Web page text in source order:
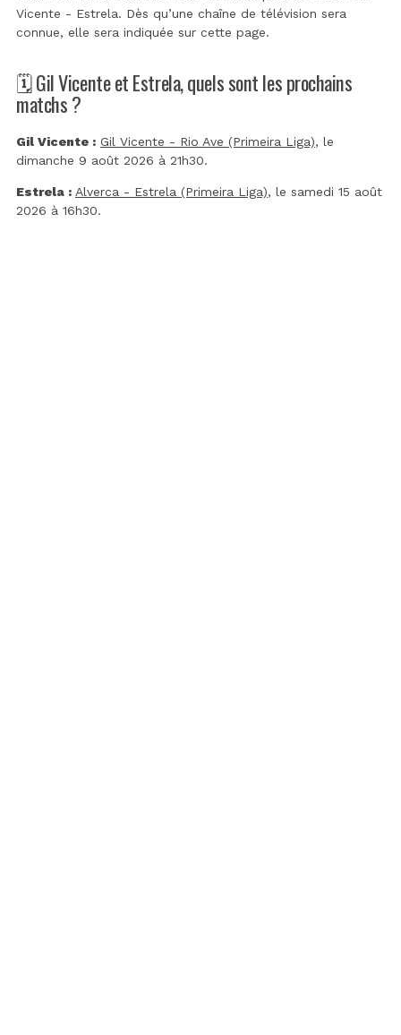
Vicente - Estrela. Dès qu’une chaîne de télévision sera
connue, elle sera indiquée sur cette page.
🗓️ Gil Vicente et Estrela, quels sont les prochains
matchs ?
Gil Vicente : Gil Vicente - Rio Ave (Primeira Liga), le
dimanche 9 août 2026 à 21h30.
Estrela : Alverca - Estrela (Primeira Liga), le samedi 15 août
2026 à 16h30.